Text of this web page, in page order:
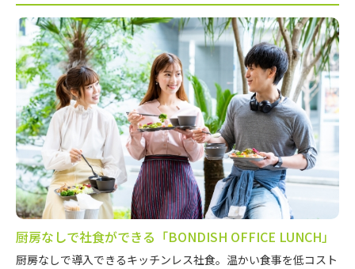
厨房なしで社食ができる「BONDISH OFFICE LUNCH」
厨房なしで導入できるキッチンレス社食。温かい食事を低コスト